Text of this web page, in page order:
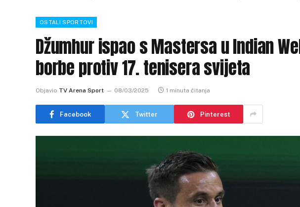
OSTALI SPORTOVI
Džumhur ispao s Mastersa u Indian
borbe protiv 17. tenisera svijeta
Objavio TV Arena Sport 08/03/2025 1 minuta čitanja
Facebook Twitter Pinterest